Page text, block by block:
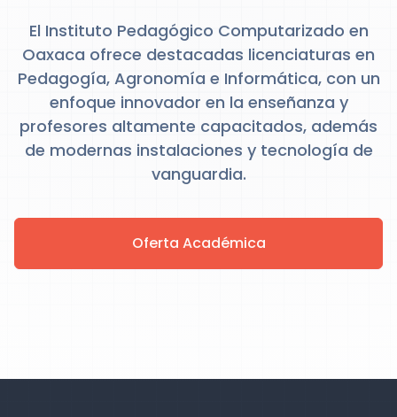
El Instituto Pedagógico Computarizado en
Oaxaca ofrece destacadas licenciaturas en
Pedagogía, Agronomía e Informática, con un
enfoque innovador en la enseñanza y
profesores altamente capacitados, además
de modernas instalaciones y tecnología de
vanguardia.
Oferta Académica